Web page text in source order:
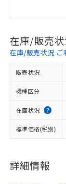
在庫/販売
在庫/販売状況 ご
販売状況
機種区分
在庫状況
標準価格(税別)
詳細情報